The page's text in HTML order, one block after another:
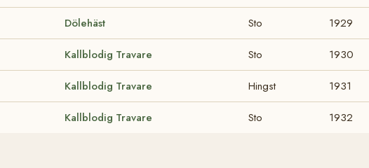
Dölehäst Sto 1929
Kallblodig Travare Sto 1930
Kallblodig Travare Hingst 1931
Kallblodig Travare Sto 1932